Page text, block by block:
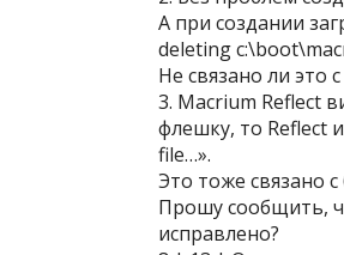
А при создании
deleting
Не связано ли это
3. Macrium Reflect
флешку, то Reflect
file…».
Это тоже связано
Прошу сообщить,
исправлено?